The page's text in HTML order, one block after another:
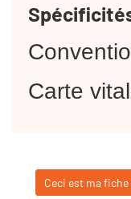
Carte
Ceci est ma